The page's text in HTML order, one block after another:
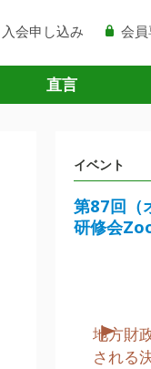
入会申し込み 会
直言
イベント
第87回（
研修会
地方財
される